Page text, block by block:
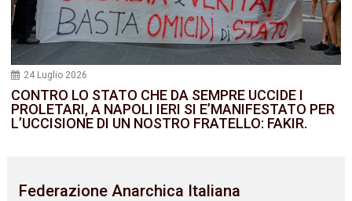
24 Luglio 2026
CONTRO LO STATO CHE DA SEMPRE UCCIDE I
PROLETARI, A NAPOLI IERI SI E’MANIFESTATO PER
L’UCCISIONE DI UN NOSTRO FRATELLO: FAKIR.
Federazione Anarchica Italiana